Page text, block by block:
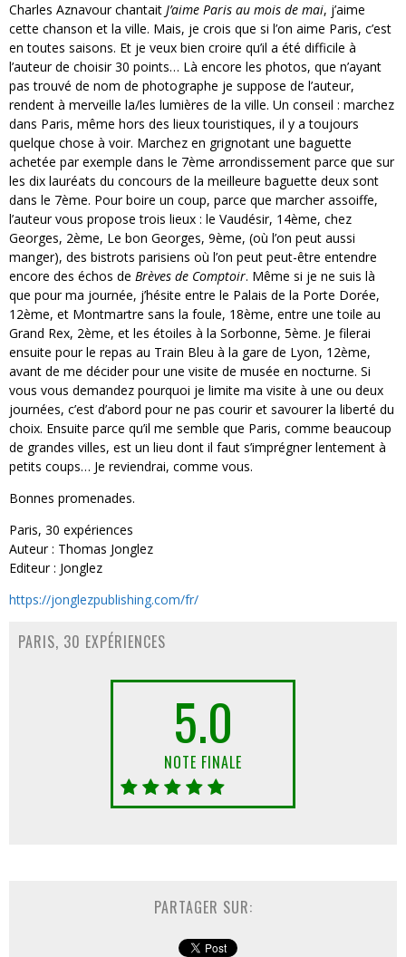
Charles Aznavour chantait J’aime Paris au mois de mai, j’aime
cette chanson et la ville. Mais, je crois que si l’on aime Paris, c’est
en toutes saisons. Et je veux bien croire qu’il a été difficile à
l’auteur de choisir 30 points… Là encore les photos, que n’ayant
pas trouvé de nom de photographe je suppose de l’auteur,
rendent à merveille la/les lumières de la ville. Un conseil : marchez
dans Paris, même hors des lieux touristiques, il y a toujours
quelque chose à voir. Marchez en grignotant une baguette
achetée par exemple dans le 7ème arrondissement parce que sur
les dix lauréats du concours de la meilleure baguette deux sont
dans le 7ème. Pour boire un coup, parce que marcher assoiffe,
l’auteur vous propose trois lieux : le Vaudésir, 14ème, chez
Georges, 2ème, Le bon Georges, 9ème, (où l’on peut aussi
manger), des bistrots parisiens où l’on peut peut-être entendre
encore des échos de Brèves de Comptoir. Même si je ne suis là
que pour ma journée, j’hésite entre le Palais de la Porte Dorée,
12ème, et Montmartre sans la foule, 18ème, entre une toile au
Grand Rex, 2ème, et les étoiles à la Sorbonne, 5ème. Je filerai
ensuite pour le repas au Train Bleu à la gare de Lyon, 12ème,
avant de me décider pour une visite de musée en nocturne. Si
vous vous demandez pourquoi je limite ma visite à une ou deux
journées, c’est d’abord pour ne pas courir et savourer la liberté du
choix. Ensuite parce qu’il me semble que Paris, comme beaucoup
de grandes villes, est un lieu dont il faut s’imprégner lentement à
petits coups… Je reviendrai, comme vous.
Bonnes promenades.
Paris, 30 expériences
Auteur : Thomas Jonglez
Editeur : Jonglez
https://jonglezpublishing.com/fr/
PARIS, 30 EXPÉRIENCES
5.0
NOTE FINALE
PARTAGER SUR: